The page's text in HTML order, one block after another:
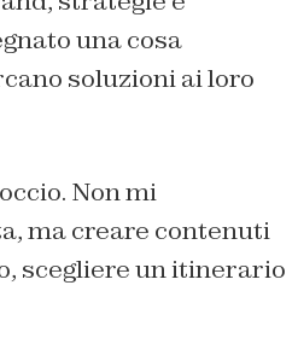
una cosa
soluzioni ai loro
Non mi
ma creare contenuti
scegliere un itinerario